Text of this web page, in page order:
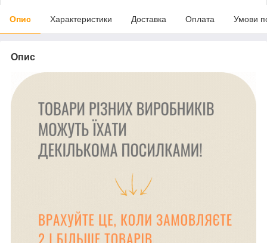
Опис Характеристики Доставка Оплата Умови
Опис